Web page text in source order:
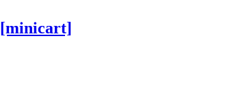
[minicart]